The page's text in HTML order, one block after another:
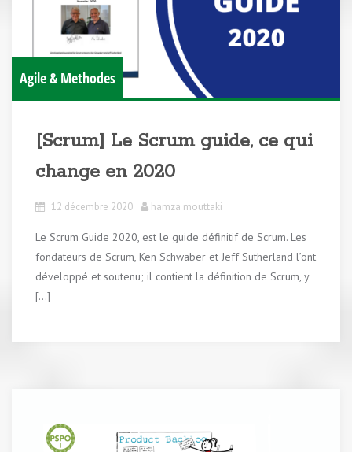
Agile & Methodes
[Scrum] Le Scrum guide, ce qui
change en 2020
12 décembre 2020 hamza mouttaki
Le Scrum Guide 2020, est le guide définitif de Scrum. Les
fondateurs de Scrum, Ken Schwaber et Jeff Sutherland l’ont
développé et soutenu; il contient la définition de Scrum, y
[…]